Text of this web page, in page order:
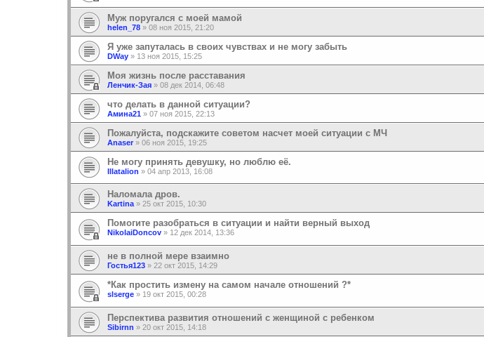
Муж поругался с моей мамой
helen_78 » 08 ноя 2015, 21:20
Я уже запуталась в своих чувствах и не могу забыть
DWay » 13 ноя 2015, 15:25
Моя жизнь после расставания
Ленчик-Зая » 08 дек 2014, 06:48
что делать в данной ситуации?
Амина21 » 07 ноя 2015, 22:13
Пожалуйста, подскажите советом насчет моей ситуации с МЧ
Anaser » 06 ноя 2015, 19:25
Не могу принять девушку, но люблю её.
Illatalion » 04 апр 2013, 16:08
Наломала дров.
Kartina» 25 окт 2015, 10:30
Помогите разобраться в ситуации и найти верный выход
NikolaiDoncov » 12 дек 2014, 13:36
не в полной мере взаимно
Гостья123 » 22 окт 2015, 14:29
*Как простить измену на самом начале отношений ?*
slserge » 19 окт 2015, 00:28
Перспектива развития отношений с женщиной с ребенком
Sibirnn » 20 окт 2015, 14:18